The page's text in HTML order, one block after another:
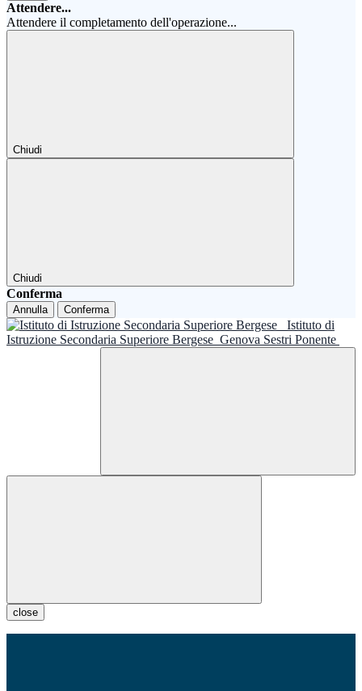
Attendere...
Attendere il completamento dell'operazione...
Chiudi
Chiudi
Conferma
Annulla Conferma
Istituto di
Istruzione Secondaria Superiore Bergese Genova Sestri Ponente
close